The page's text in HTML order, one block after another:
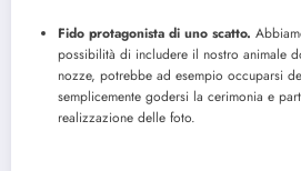
Fido protagonista di uno scatto.
possibilità di includere il nostro animale
nozze, potrebbe ad esempio occuparsi
semplicemente godersi la cerimonia e
realizzazione delle foto.